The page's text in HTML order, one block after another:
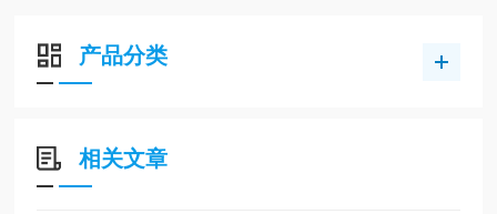
产品分类
相关文章